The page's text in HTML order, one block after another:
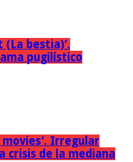
(La bestia)’.
pugilístico
movies’. Irregular
crisis de la mediana